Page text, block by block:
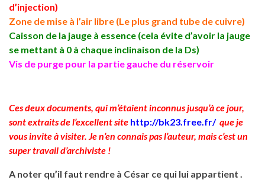
d’injection)
Zone de mise à l’air libre (Le plus grand tube de cuivre)
Caisson de la jauge à essence (cela évite d’avoir la jauge
se mettant à 0 à chaque inclinaison de la Ds)
Vis de purge pour la partie gauche du réservoir
Ces deux documents, qui m’étaient inconnus jusqu’à ce jour,
sont extraits de l’excellent site http://bk23.free.fr/ que je
vous invite à visiter. Je n’en connais pas l’auteur, mais c’est un
super travail d’archiviste !
A noter qu’il faut rendre à César ce qui lui appartient .